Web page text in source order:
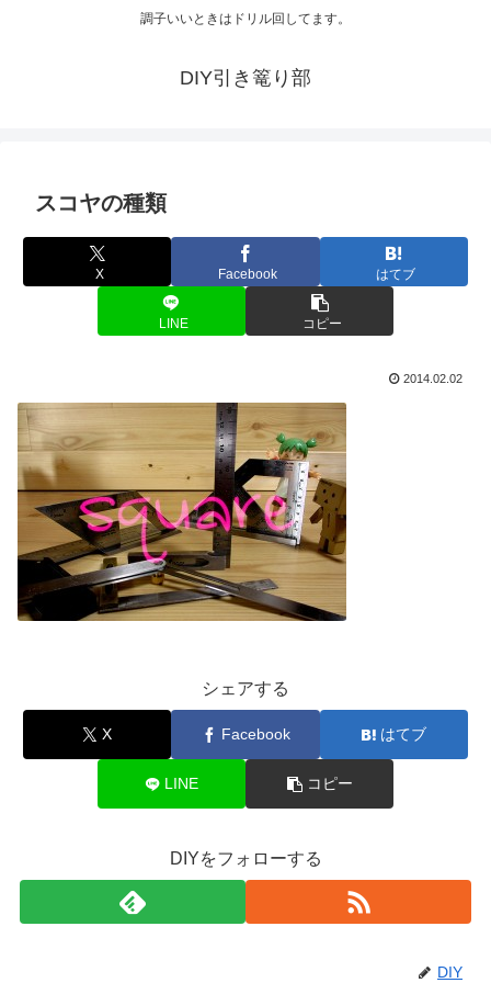
調子いいときはドリル回してます。
DIY引き篭り部
スコヤの種類
X Facebook はてブ
LINE コピー
2014.02.02
シェアする
X Facebook はてブ
LINE コピー
DIYをフォローする
DIY